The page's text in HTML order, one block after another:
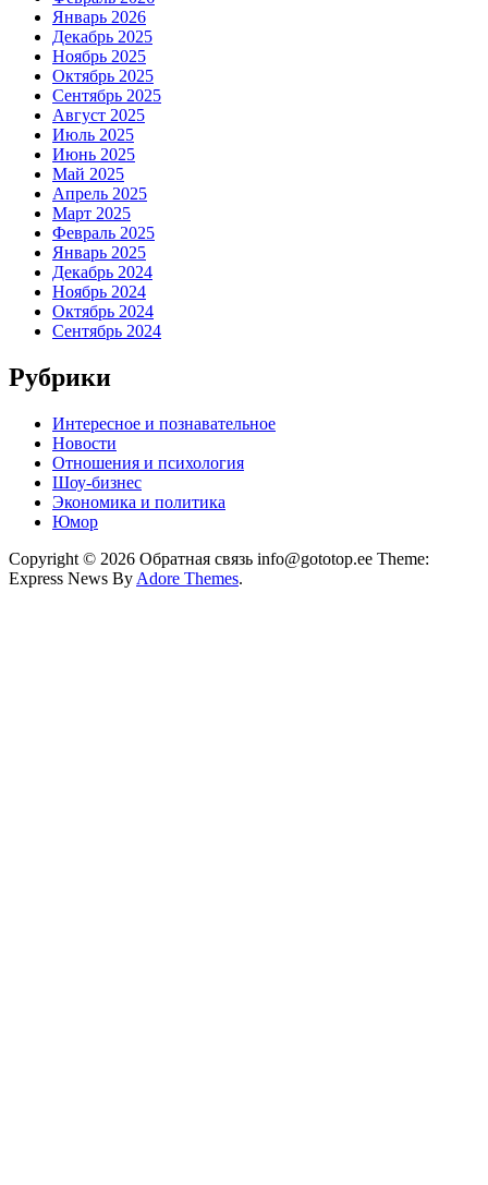
Январь 2026
Декабрь 2025
Ноябрь 2025
Октябрь 2025
Сентябрь 2025
Август 2025
Июль 2025
Июнь 2025
Май 2025
Апрель 2025
Март 2025
Февраль 2025
Январь 2025
Декабрь 2024
Ноябрь 2024
Октябрь 2024
Сентябрь 2024
Рубрики
Интересное и познавательное
Новости
Отношения и психология
Шоу-бизнес
Экономика и политика
Юмор
Copyright © 2026 Обратная связь info@gototop.ee Theme:
Express News By Adore Themes.